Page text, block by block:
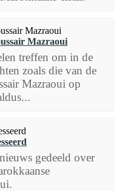
Mazraoui
treffen om in de
zoals die van de
Mazraoui op
gedeeld over